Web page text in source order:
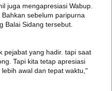
juga mengapresiasi Wabup.
sebelum paripurna
Balai Sidang tersebut.
pejabat yang hadir. tapi saat
Tapi kita tetap apresiasi
awal dan tepat waktu,"